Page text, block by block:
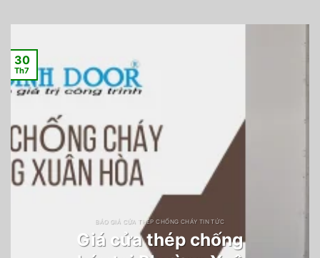
BÁO GIÁ CỬA THÉP CHỐNG CHÁY TIN TỨC
Giá cửa thép chống
30
Th7